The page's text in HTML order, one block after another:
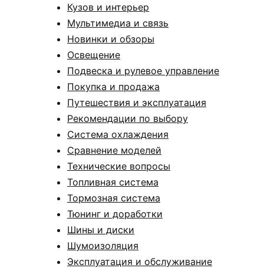
Кузов и интерьер
Мультимедиа и связь
Новинки и обзоры
Освещение
Подвеска и рулевое управление
Покупка и продажа
Путешествия и эксплуатация
Рекомендации по выбору
Система охлаждения
Сравнение моделей
Технические вопросы
Топливная система
Тормозная система
Тюнинг и доработки
Шины и диски
Шумоизоляция
Эксплуатация и обслуживание